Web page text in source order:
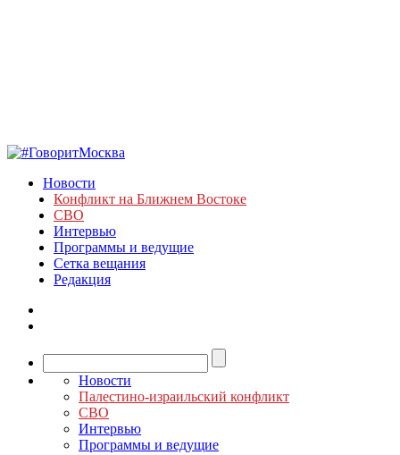
Новости
Конфликт на Ближнем Востоке
СВО
Интервью
Программы и ведущие
Сетка вещания
Редакция
Новости
Палестино-израильский конфликт
СВО
Интервью
Программы и ведущие